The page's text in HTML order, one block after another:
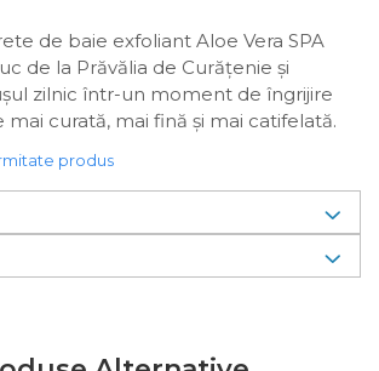
de baie exfoliant Aloe Vera SPA
de la Prăvălia de Curățenie și
zilnic într-un moment de îngrijire
curată, mai fină și mai catifelată.
produs